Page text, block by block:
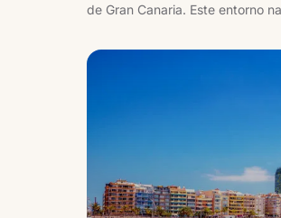
de Gran Canaria. Este entorno